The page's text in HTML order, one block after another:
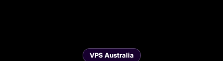
VPS Australia